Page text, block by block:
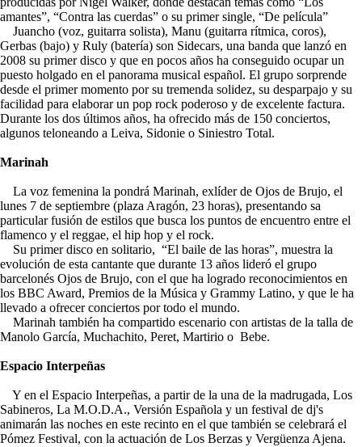
amantes”, “Contra las cuerdas” o su primer single, “De película”
Juancho (voz, guitarra solista), Manu (guitarra rítmica, coros),
Gerbas (bajo) y Ruly (batería) son Sidecars, una banda que lanzó en
2008 su primer disco y que en pocos años ha conseguido ocupar un
puesto holgado en el panorama musical español. El grupo sorprende
desde el primer momento por su tremenda solidez, su desparpajo y su
facilidad para elaborar un pop rock poderoso y de excelente factura.
Durante los dos últimos años, ha ofrecido más de 150 conciertos,
algunos teloneando a Leiva, Sidonie o Siniestro Total.
Marinah
La voz femenina la pondrá Marinah, exlíder de Ojos de Brujo, el
lunes 7 de septiembre (plaza Aragón, 23 horas), presentando sa
particular fusión de estilos que busca los puntos de encuentro entre el
flamenco y el reggae, el hip hop y el rock.
Su primer disco en solitario, “El baile de las horas”, muestra la
evolución de esta cantante que durante 13 años lideró el grupo
barcelonés Ojos de Brujo, con el que ha logrado reconocimientos en
los BBC Award, Premios de la Música y Grammy Latino, y que le ha
llevado a ofrecer conciertos por todo el mundo.
Marinah también ha compartido escenario con artistas de la talla de
Manolo García, Muchachito, Peret, Martirio o Bebe.
Espacio Interpeñas
Y en el Espacio Interpeñas, a partir de la una de la madrugada, Los
Sabineros, La M.O.D.A., Versión Española y un festival de dj's
animarán las noches en este recinto en el que también se celebrará el
Pómez Festival, con la actuación de Los Berzas y Vergüenza Ajena.